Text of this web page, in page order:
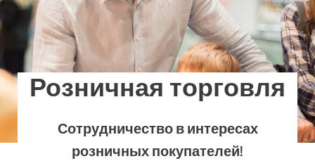
Розничная торговля
Сотрудничество в интересах
розничных покупателей!